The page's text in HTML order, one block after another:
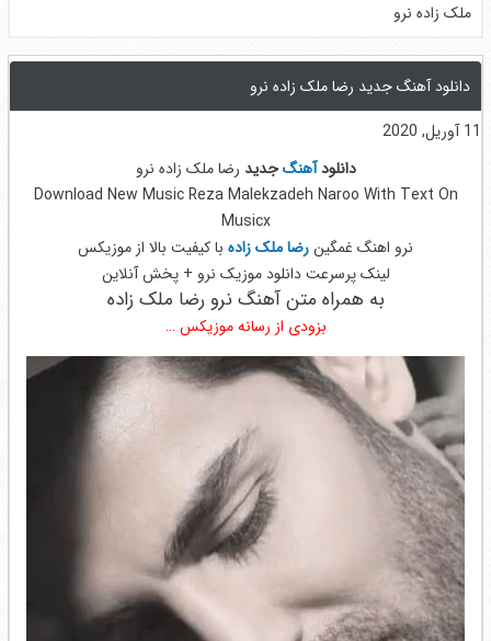
ملک زاده نرو
دانلود آهنگ جدید رضا ملک زاده نرو
11 آوریل, 2020
دانلودآهنگجدید رضا ملک زاده نرو
Download New Music Reza Malekzadeh Naroo With Text On
Musicx
نرو اهنگ غمگینرضا ملک زادهبا کیفیت بالا از موزیکس
لینک پرسرعت دانلود موزیک نرو + پخش آنلاین
به همراه متن آهنگ نرو رضا ملک زاده
بزودی از رسانه موزیکس …